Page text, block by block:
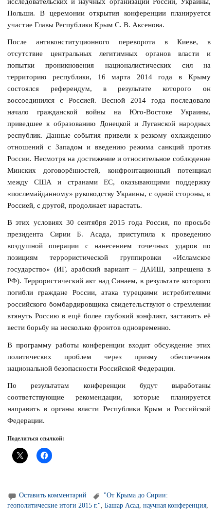
Польши. В церемонии открытия конференции планируется
участие Главы Республики Крым С. В. Аксенова.
После антиконституционного переворота в Киеве, в
отсутствие центральных легитимных органов власти и
попытки проникновения националистических сил на
территорию республики, 16 марта 2014 года в Крыму
состоялся референдум, в результате которого он
воссоединился с Россией. Весной 2014 года последовало
начало гражданской войны на Юго-Востоке Украины,
приведшее к образованию Донецкой и Луганской народных
республик. Данные события привели к резкому охлаждению
отношений с Западом и введению режима санкций против
России. Несмотря на достижение и относительное соблюдение
Минских договорённостей, конфронтационный потенциал
между США и странами ЕС, оказывающими поддержку
«послемайданному» руководству Украины, с одной стороны, и
Россией, с другой, продолжает нарастать.
В этих условиях 30 сентября 2015 года Россия, по просьбе
президента Сирии Б. Асада, приступила к проведению
воздушной операции с нанесением точечных ударов по
позициям террористической группировки «Исламское
государство» (ИГ, арабский вариант – ДАИШ, запрещена в
РФ). Террористический акт над Синаем, в результате которого
погибли граждане России, атака турецкими истребителями
российского бомбардировщика свидетельствуют о стремлении
втянуть Россию в ещё более глубокий конфликт, заставить её
вести борьбу на несколько фронтов одновременно.
В программу работы конференции входит обсуждение этих
политических проблем через призму обеспечения
национальной безопасности Российской Федерации.
По результатам конференции будут выработаны
соответствующие рекомендации, которые планируется
направить в органы власти Республики Крым и Российской
Федерации.
Поделиться ссылкой:
Оставить комментарий
"От Крыма до Сирии:
геополитические итоги 2015 г." ,Башар Асад ,научная конференция